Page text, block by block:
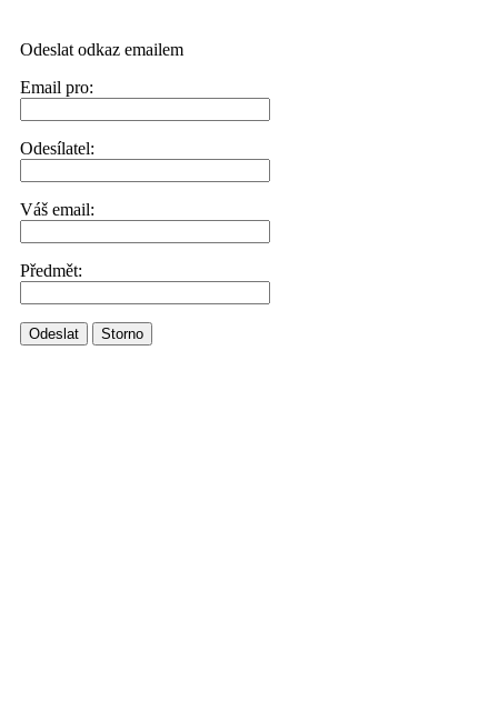
Odeslat odkaz emailem
Email pro:
Odesílatel:
Váš email:
Předmět:
Odeslat Storno